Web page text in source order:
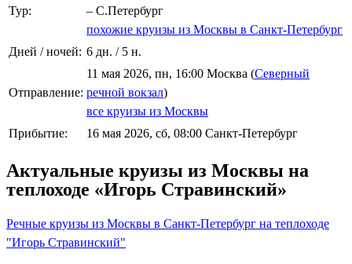
Тур:
– С.Петербург
похожие круизы из Москвы в Санкт-Петербург
Дней / ночей: 6 дн. / 5 н.
Отправление:
11 мая 2026, пн, 16:00 Москва (Северный
речной вокзал)
все круизы из Москвы
Прибытие:
16 мая 2026, сб, 08:00 Санкт-Петербург
Актуальные круизы из Москвы на
теплоходе «Игорь Стравинский»
Речные круизы из Москвы в Санкт-Петербург на теплоходе
"Игорь Стравинский"